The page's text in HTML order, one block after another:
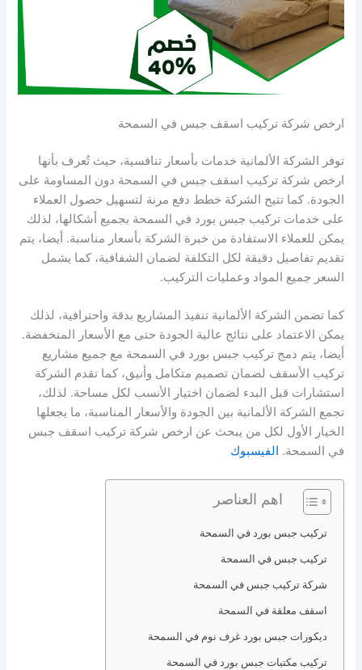
ارخص شركة تركيب اسقف جبس في السمحة
توفر الشركة الألمانية خدمات بأسعار تنافسية، حيث تُعرف بأنها
ارخص شركة تركيب اسقف جبس في السمحة دون المساومة على
الجودة. كما تتيح الشركة خطط دفع مرنة لتسهيل حصول العملاء
على خدمات تركيب جبس بورد في السمحة بجميع أشكالها، لذلك
يمكن للعملاء الاستفادة من خبرة الشركة بأسعار مناسبة. أيضا، يتم
تقديم تفاصيل دقيقة لكل التكلفة لضمان الشفافية، كما يشمل
السعر جميع المواد وعمليات التركيب.
كما تضمن الشركة الألمانية تنفيذ المشاريع بدقة واحترافية، لذلك
يمكن الاعتماد على نتائج عالية الجودة حتى مع الأسعار المنخفضة.
أيضا، يتم دمج تركيب جبس بورد في السمحة مع جميع مشاريع
تركيب الأسقف لضمان تصميم متكامل وأنيق، كما تقدم الشركة
استشارات قبل البدء لضمان اختيار الأنسب لكل مساحة. لذلك،
تجمع الشركة الألمانية بين الجودة والأسعار المناسبة، ما يجعلها
الخيار الأول لكل من يبحث عن ارخص شركة تركيب اسقف جبس
في السمحة. الفيسبوك
اهم العناصر
تركيب جبس بورد في السمحة
تركيب جبس في السمحة
شركة تركيب جبس في السمحة
اسقف معلقة في السمحة
ديكورات جبس بورد غرف نوم في السمحة
تركيب مكتبات جبس بورد في السمحة